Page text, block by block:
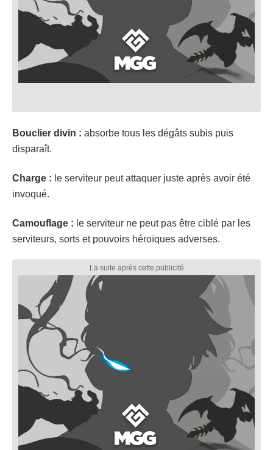
Bouclier divin : absorbe tous les dégâts subis puis
disparaît.
Charge : le serviteur peut attaquer juste après avoir été
invoqué.
Camouflage : le serviteur ne peut pas être ciblé par les
serviteurs, sorts et pouvoirs héroïques adverses.